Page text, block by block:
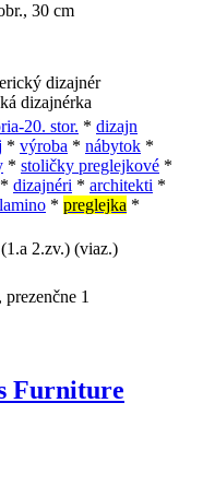
30 cm
dizajnér
dizajnérka
20. stor. * dizajn
* výroba * nábytok *
* stoličky preglejkové *
* dizajnéri * architekti *
lamino * preglejka *
2.zv.) (viaz.)
1
Furniture